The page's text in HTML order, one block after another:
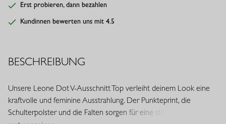
Erst probieren, dann bezahlen
Kundinnen bewerten uns mit 4.5
BESCHREIBUNG
Unsere Leone Dot V-Ausschnitt Top verleiht deinem Look eine
kraftvolle und feminine Ausstrahlung. Der Punkteprint, die
Schulterpolster und die Falten sorgen für eine stilvolle Silhouette